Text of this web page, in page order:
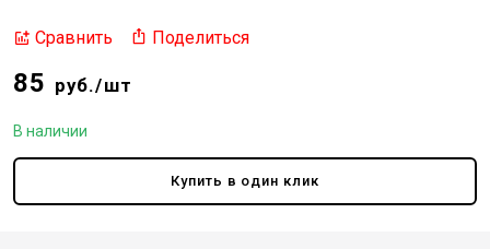
Сравнить Поделиться
85 руб./шт
В наличии
Купить в один клик